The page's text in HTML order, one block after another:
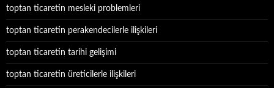
toptan ticaretin mesleki problemleri
toptan ticaretin perakendecilerle ilişkileri
toptan ticaretin tarihi gelişimi
toptan ticaretin üreticilerle ilişkileri